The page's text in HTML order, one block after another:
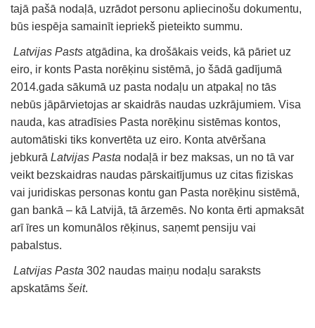
tajā pašā nodaļā, uzrādot personu apliecinošu dokumentu,
būs iespēja samainīt iepriekš pieteikto summu.
Latvijas Pasts atgādina, ka drošākais veids, kā pāriet uz
eiro, ir konts Pasta norēķinu sistēmā, jo šādā gadījumā
2014.gada sākumā uz pasta nodaļu un atpakaļ no tās
nebūs jāpārvietojas ar skaidrās naudas uzkrājumiem. Visa
nauda, kas atradīsies Pasta norēķinu sistēmas kontos,
automātiski tiks konvertēta uz eiro. Konta atvēršana
jebkurā Latvijas Pasta nodaļā ir bez maksas, un no tā var
veikt bezskaidras naudas pārskaitījumus uz citas fiziskas
vai juridiskas personas kontu gan Pasta norēķinu sistēmā,
gan bankā – kā Latvijā, tā ārzemēs. No konta ērti apmaksāt
arī īres un komunālos rēķinus, saņemt pensiju vai
pabalstus.
Latvijas Pasta 302 naudas maiņu nodaļu saraksts
apskatāms šeit.